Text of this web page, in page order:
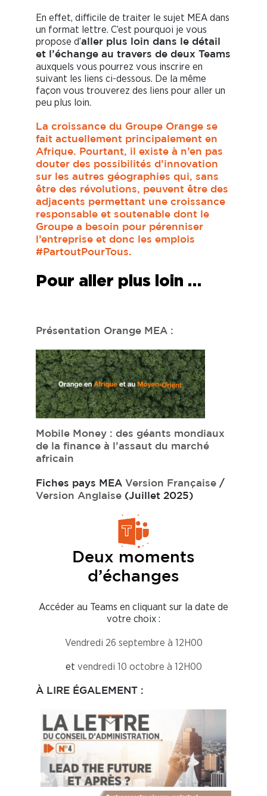
En effet, difficile de traiter le sujet MEA dans
un format lettre. C’est pourquoi je vous
propose d’aller plus loin dans le détail
et l’échange au travers de deux Teams
auxquels vous pourrez vous inscrire en
suivant les liens ci-dessous. De la même
façon vous trouverez des liens pour aller un
peu plus loin.
La croissance du Groupe Orange se
fait actuellement principalement en
Afrique. Pourtant, il existe à n’en pas
douter des possibilités d’innovation
sur les autres géographies qui, sans
être des révolutions, peuvent être des
adjacents permettant une croissance
responsable et soutenable dont le
Groupe a besoin pour pérenniser
l’entreprise et donc les emplois
#PartoutPourTous.
Pour aller plus loin …
Présentation Orange MEA :
Mobile Money : des géants mondiaux
de la finance à l’assaut du marché
africain
Fiches pays MEA Version Française /
Version Anglaise (Juillet 2025)
Deux moments
d’échanges
Accéder au Teams en cliquant sur la date de
votre choix :
Vendredi 26 septembre à 12H00
et vendredi 10 octobre à 12H00
À LIRE ÉGALEMENT :